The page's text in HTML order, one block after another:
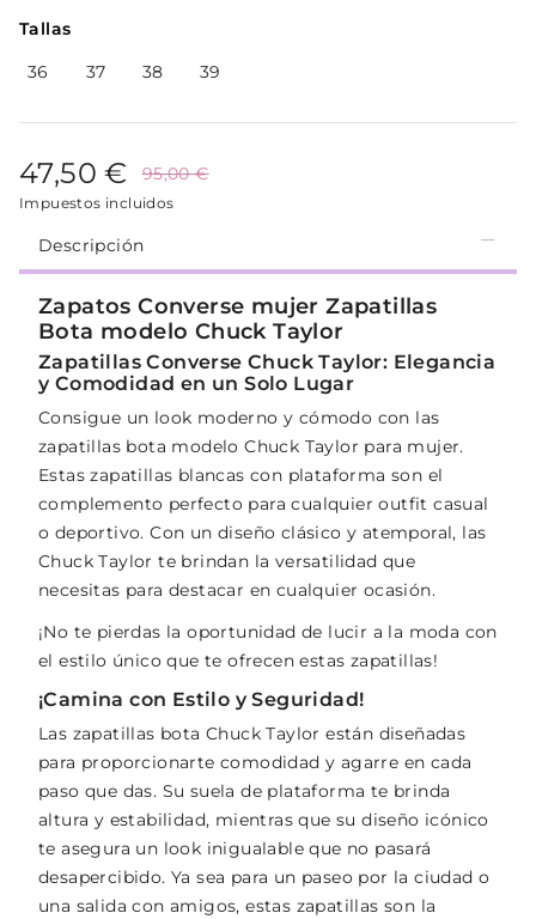
Tallas
36
37 38 39
47,50 € 95,00 €
Impuestos incluidos
Descripción
Zapatos Converse mujer Zapatillas
Bota modelo Chuck Taylor
Zapatillas Converse Chuck Taylor: Elegancia
y Comodidad en un Solo Lugar
Consigue un look moderno y cómodo con las
zapatillas bota modelo Chuck Taylor para mujer.
Estas zapatillas blancas con plataforma son el
complemento perfecto para cualquier outfit casual
o deportivo. Con un diseño clásico y atemporal, las
Chuck Taylor te brindan la versatilidad que
necesitas para destacar en cualquier ocasión.
¡No te pierdas la oportunidad de lucir a la moda con
el estilo único que te ofrecen estas zapatillas!
¡Camina con Estilo y Seguridad!
Las zapatillas bota Chuck Taylor están diseñadas
para proporcionarte comodidad y agarre en cada
paso que das. Su suela de plataforma te brinda
altura y estabilidad, mientras que su diseño icónico
te asegura un look inigualable que no pasará
desapercibido. Ya sea para un paseo por la ciudad o
una salida con amigos, estas zapatillas son la